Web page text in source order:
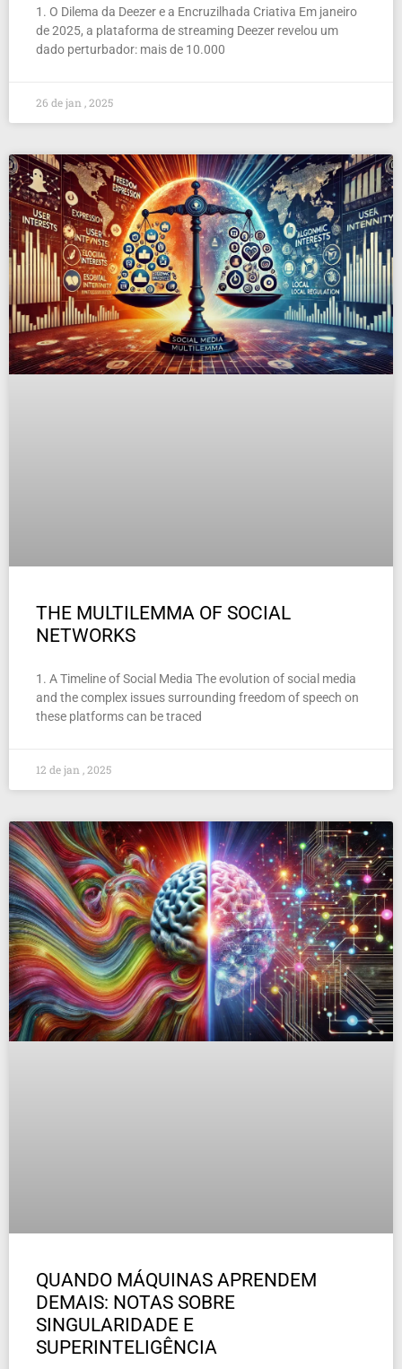
1. O Dilema da Deezer e a Encruzilhada Criativa Em janeiro
de 2025, a plataforma de streaming Deezer revelou um
dado perturbador: mais de 10.000
26 de jan , 2025
THE MULTILEMMA OF SOCIAL
NETWORKS
1. A Timeline of Social Media The evolution of social media
and the complex issues surrounding freedom of speech on
these platforms can be traced
12 de jan , 2025
QUANDO MÁQUINAS APRENDEM
DEMAIS: NOTAS SOBRE
SINGULARIDADE E
SUPERINTELIGÊNCIA